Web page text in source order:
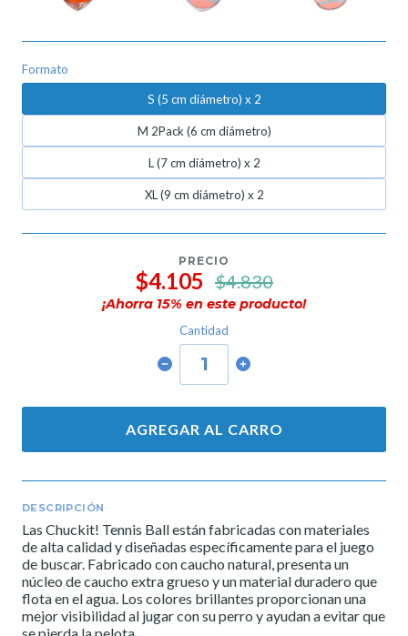
Formato
S (5 cm diámetro) x 2
M 2Pack (6 cm diámetro)
L (7 cm diámetro) x 2
XL (9 cm diámetro) x 2
PRECIO
$4.105 $4.830
¡Ahorra 15% en este producto!
Cantidad
AGREGAR AL CARRO
DESCRIPCIÓN
Las Chuckit! Tennis Ball están fabricadas con materiales
de alta calidad y diseñadas específicamente para el juego
de buscar. Fabricado con caucho natural, presenta un
núcleo de caucho extra grueso y un material duradero que
flota en el agua. Los colores brillantes proporcionan una
mejor visibilidad al jugar con su perro y ayudan a evitar que